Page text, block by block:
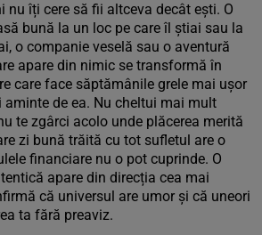
nu îți cere să fii altceva decât ești. O
bună la un loc pe care îl știai sau la
o companie veselă sau o aventură
apare din nimic se transformă în
care face săptămânile grele mai ușor
de ea. Nu cheltui mai mult
te zgârci acolo unde plăcerea merită
zi bună trăită cu tot sufletul are o
financiare nu o pot cuprinde. O
apare din direcția cea mai
că universul are umor și că uneori
ta fără preaviz.